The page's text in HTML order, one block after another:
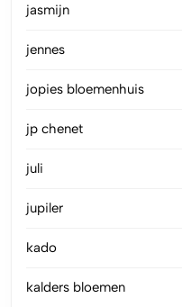
jasmijn
jennes
jopies bloemenhuis
jp chenet
juli
jupiler
kado
kalders bloemen